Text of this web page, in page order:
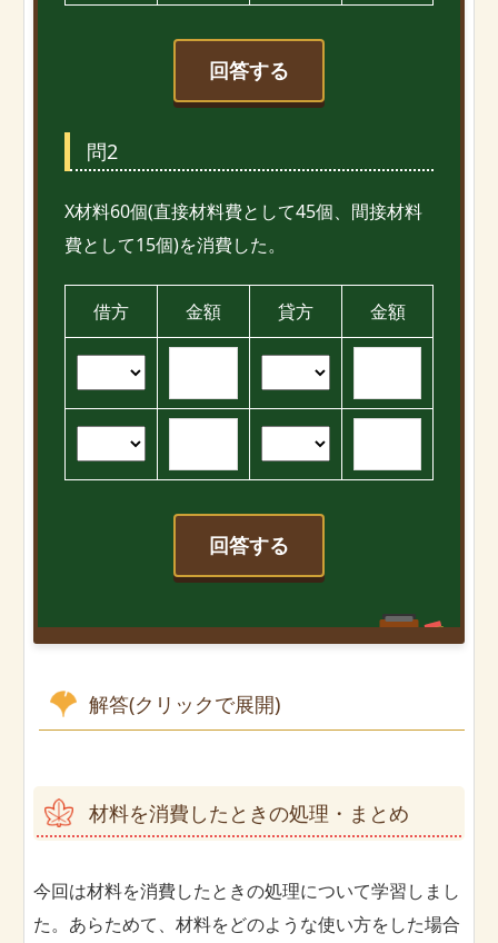
回答する
問2
X材料60個(直接材料費として45個、間接材料
費として15個)を消費した。
借方 金額 貸方 金額
回答する
解答(クリックで展開)
材料を消費したときの処理・まとめ
今回は材料を消費したときの処理について学習しまし
た。あらためて、材料をどのような使い方をした場合